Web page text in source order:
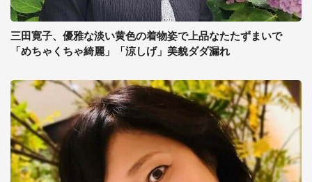
三田寛子、優雅な淡い黄色の着物姿で上品なたたずまいで
「めちゃくちゃ綺麗」「涼しげ」美貌ダダ漏れ